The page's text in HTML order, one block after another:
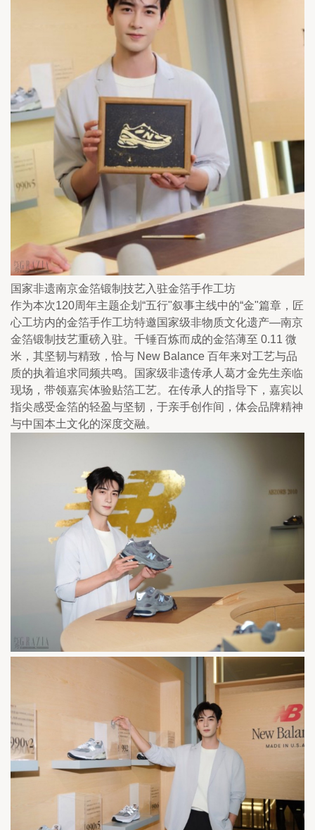
国家非遗南京金箔锻制技艺入驻金箔手作工坊
作为本次120周年主题企划“五行"叙事主线中的“金"篇章，匠
心工坊内的金箔手作工坊特邀国家级非物质文化遗产—南京
金箔锻制技艺重磅入驻。千锤百炼而成的金箔薄至 0.11 微
米，其坚韧与精致，恰与 New Balance 百年来对工艺与品
质的执着追求同频共鸣。国家级非遗传承人葛才金先生亲临
现场，带领嘉宾体验贴箔工艺。在传承人的指导下，嘉宾以
指尖感受金箔的轻盈与坚韧，于亲手创作间，体会品牌精神
与中国本土文化的深度交融。